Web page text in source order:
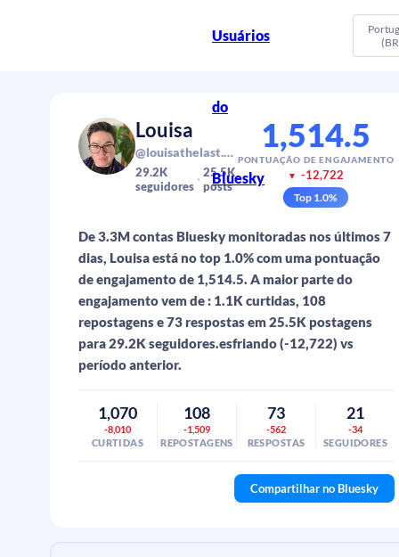
Usuários
do
Bluesky
Louisa
@louisathelast.bsky.social
29.2K
seguidores
25.5K
posts
1,514.5
PONTUAÇÃO DE ENGAJAMENTO
▼ -12,722
Top 1.0%
De 3.3M contas Bluesky monitoradas nos últimos 7
dias, Louisa está no top 1.0% com uma pontuação
de engajamento de 1,514.5. A maior parte do
engajamento vem de : 1.1K curtidas, 108
repostagens e 73 respostas em 25.5K postagens
para 29.2K seguidores.esfriando (-12,722) vs
período anterior.
1,070
-8,010
CURTIDAS
108
-1,509
REPOSTAGENS
73
-562
RESPOSTAS
21
-34
SEGUIDORES
Compartilhar no Bluesky